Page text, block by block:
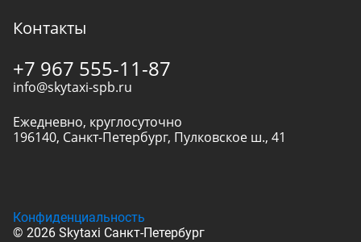
Контакты
+7 967 555-11-87
info@skytaxi-spb.ru
Ежедневно, круглосуточно
196140, Санкт-Петербург, Пулковское ш., 41
© 2026 Skytaxi Санкт-Петербург
Конфиденциальность